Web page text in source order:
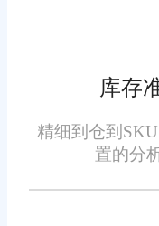
单状态，
该软件具
功能，包
库存
精细到仓到
置的分